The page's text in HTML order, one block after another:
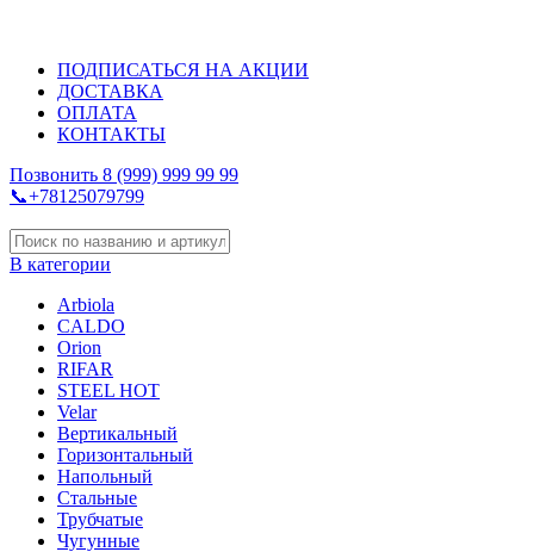
ПОДПИСАТЬСЯ НА АКЦИИ
ДОСТАВКА
ОПЛАТА
КОНТАКТЫ
Позвонить 8 (999) 999 99 99
📞+78125079799
В категории
Arbiola
CALDO
Orion
RIFAR
STEEL HOT
Velar
Вертикальный
Горизонтальный
Напольный
Стальные
Трубчатые
Чугунные